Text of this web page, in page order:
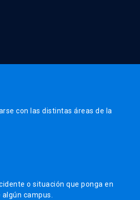
con las distintas áreas de la
o situación que ponga en
campus.